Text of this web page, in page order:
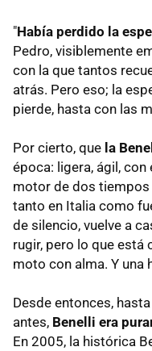
"Había perdido la
Pedro, visiblemente
con la que tantos
atrás. Pero eso; la
pierde, hasta con las
Por cierto, que la
época: ligera, ágil,
motor de dos tiempos
tanto en Italia como
de silencio, vuelve a
rugir, pero lo que está
moto con alma. Y una
Desde entonces,
antes, Benelli era
En 2005, la histórica